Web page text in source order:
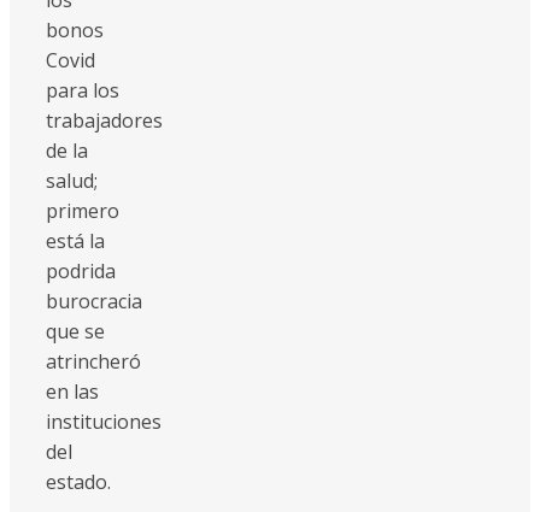
bonos
Covid
para los
trabajadores
de la
salud;
primero
está la
podrida
burocracia
que se
atrincheró
en las
instituciones
del
estado.